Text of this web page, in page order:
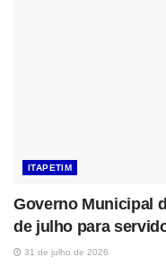
ITAPETIM
Governo Municipal
de julho para
31 de julho de 2026